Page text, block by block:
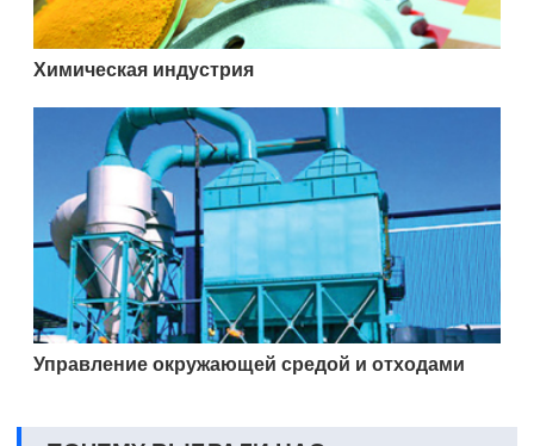
Химическая индустрия
Управление окружающей средой и отходами